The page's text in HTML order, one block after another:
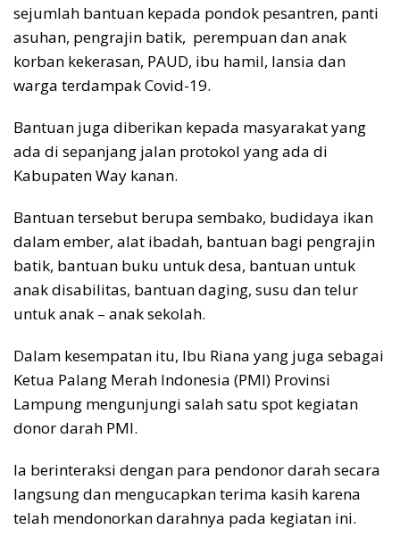
sejumlah bantuan kepada pondok pesantren, panti
asuhan, pengrajin batik, perempuan dan anak
korban kekerasan, PAUD, ibu hamil, lansia dan
warga terdampak Covid-19.
Bantuan juga diberikan kepada masyarakat yang
ada di sepanjang jalan protokol yang ada di
Kabupaten Way kanan.
Bantuan tersebut berupa sembako, budidaya ikan
dalam ember, alat ibadah, bantuan bagi pengrajin
batik, bantuan buku untuk desa, bantuan untuk
anak disabilitas, bantuan daging, susu dan telur
untuk anak – anak sekolah.
Dalam kesempatan itu, Ibu Riana yang juga sebagai
Ketua Palang Merah Indonesia (PMI) Provinsi
Lampung mengunjungi salah satu spot kegiatan
donor darah PMI.
Ia berinteraksi dengan para pendonor darah secara
langsung dan mengucapkan terima kasih karena
telah mendonorkan darahnya pada kegiatan ini.